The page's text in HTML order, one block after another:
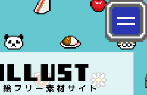
フリー素材サイト